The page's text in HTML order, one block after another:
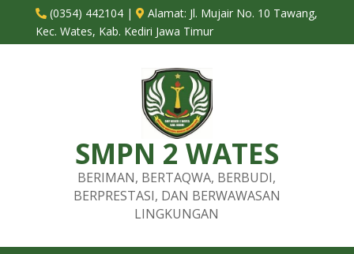
 (0354) 442104|  Alamat: Jl. Mujair No. 10 Tawang,
Kec. Wates, Kab. Kediri Jawa Timur
SMPN 2 WATES
BERIMAN, BERTAQWA, BERBUDI,
BERPRESTASI, DAN BERWAWASAN
LINGKUNGAN